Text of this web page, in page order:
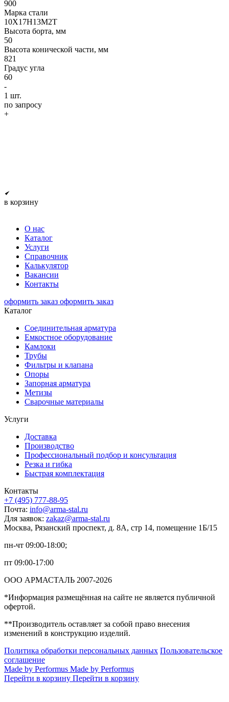
900
Марка стали
10Х17Н13М2Т
Высота борта, мм
50
Высота конической части, мм
821
Градус угла
60
-
1 шт.
по запросу
+
в корзину
О нас
Каталог
Услуги
Справочник
Калькулятор
Вакансии
Контакты
оформить заказ оформить заказ
Каталог
Соединительная арматура
Емкостное оборудование
Камлоки
Трубы
Фильтры и клапана
Опоры
Запорная арматура
Метизы
Сварочные материалы
Услуги
Доставка
Производство
Профессиональный подбор и консультация
Резка и гибка
Быстрая комплектация
Контакты
+7 (495) 777-88-95
Почта: info@arma-stal.ru
Для заявок: zakaz@arma-stal.ru
Москва, Рязанский проспект, д. 8А, стр 14, помещение 1Б/15
пн-чт 09:00-18:00;
пт 09:00-17:00
ООО АРМАСТАЛЬ 2007-2026
*Информация размещённая на сайте не является публичной
офертой.
**Производитель оставляет за собой право внесения
изменений в конструкцию изделий.
Политика обработки персональных данных Пользовательское
соглашение
Made by Performus Made by Performus
Перейти в корзину Перейти в корзину